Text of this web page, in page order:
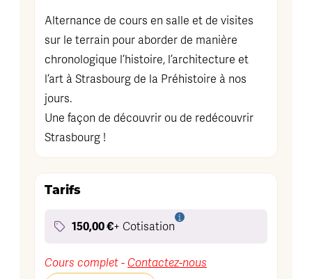
Alternance de cours en salle et de visites
sur le terrain pour aborder de manière
chronologique l’histoire, l’architecture et
l’art à Strasbourg de la Préhistoire à nos
jours.
Une façon de découvrir ou de redécouvrir
Strasbourg !
Tarifs
150,00 €+ Cotisation
Cours complet - Contactez-nous